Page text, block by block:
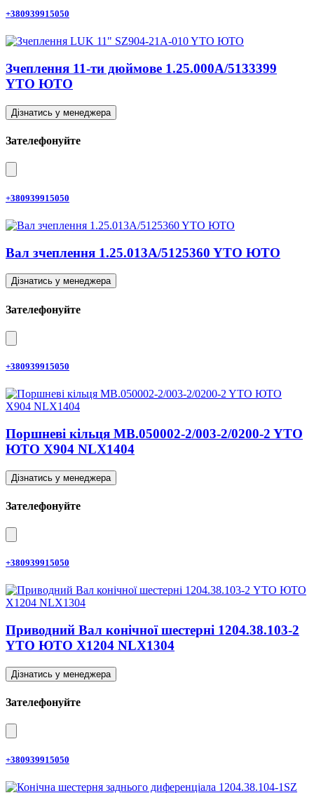
+380939915050
Зчеплення 11-ти дюймове 1.25.000A/5133399
YTO ЮТО
Дізнатись у менеджера
Зателефонуйте
+380939915050
Вал зчеплення 1.25.013A/5125360 YTO ЮТО
Дізнатись у менеджера
Зателефонуйте
+380939915050
Поршневі кільця MB.050002-2/003-2/0200-2 YTO
ЮТО X904 NLX1404
Дізнатись у менеджера
Зателефонуйте
+380939915050
Приводний Вал конічної шестерні 1204.38.103-2
YTO ЮТО X1204 NLX1304
Дізнатись у менеджера
Зателефонуйте
+380939915050